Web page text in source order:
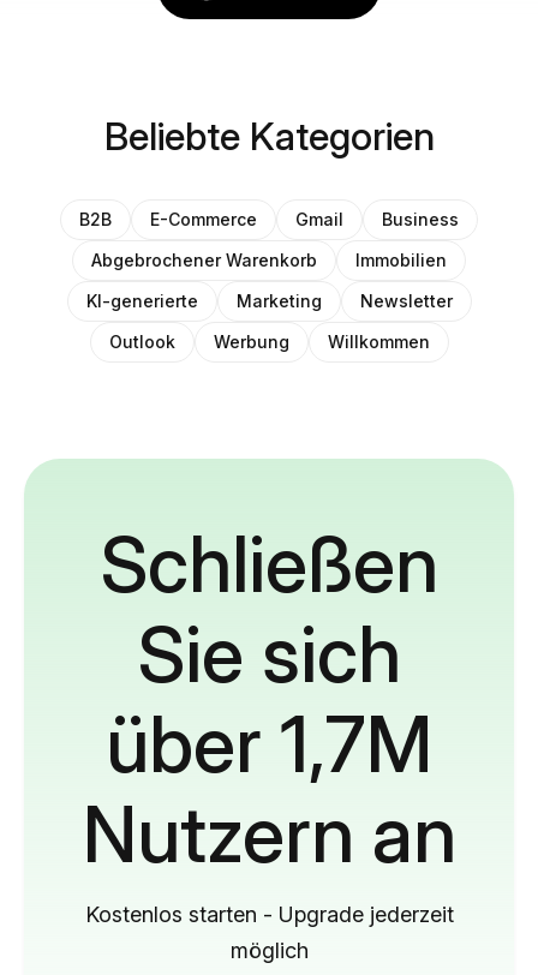
Beliebte Kategorien
B2B E-Commerce Gmail
Business
Abgebrochener Warenkorb
Immobilien
KI-generierte
Marketing
Newsletter
Outlook
Werbung Willkommen
Schließen
Sie sich
über 1,7M
Nutzern an
Kostenlos starten - Upgrade jederzeit
möglich